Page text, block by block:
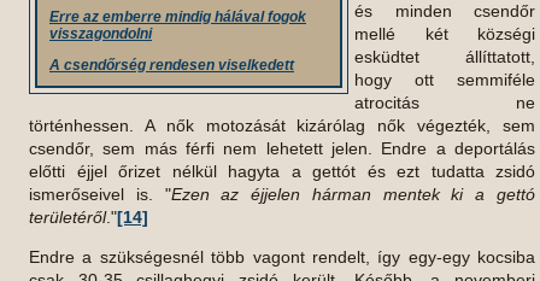
Erre az emberre mindig hálával fogok
visszagondolni
A csendőrség rendesen viselkedett
és minden csendőr
mellé két községi
esküdtet állíttatott,
hogy ott semmiféle
atrocitás ne
történhessen. A nők motozását kizárólag nők végezték, sem
csendőr, sem más férfi nem lehetett jelen. Endre a deportálás
előtti éjjel őrizet nélkül hagyta a gettót és ezt tudatta zsidó
ismerőseivel is. "Ezen az éjjelen hárman mentek ki a gettó
területéről."[14]
Endre a szükségesnél több vagont rendelt, így egy-egy kocsiba